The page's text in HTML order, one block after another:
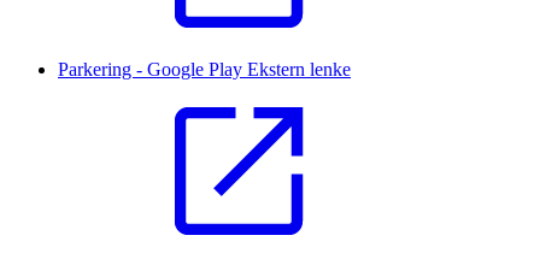
Parkering - Google Play Ekstern lenke